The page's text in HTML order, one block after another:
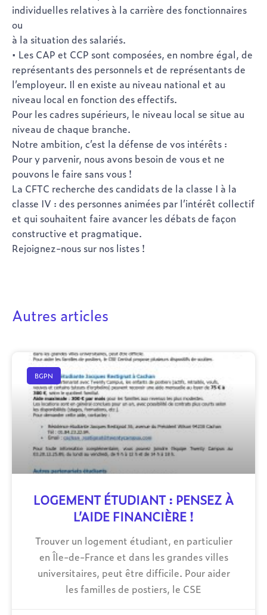
individuelles relatives à la carrière des fonctionnaires
ou
à la situation des salariés.
• Les CAP et CCP sont composées, en nombre égal, de
représentants des personnels et de représentants de
l’employeur. Il en existe au niveau national et au
niveau local en fonction des effectifs.
Pour les cadres supérieurs, le niveau local se situe au
niveau de chaque branche.
Notre ambition, c’est la défense de vos intérêts :
Pour y parvenir, nous avons besoin de vous et ne
pouvons le faire sans vous !
La CFTC recherche des candidats de la classe I à la
classe IV : des personnes animées par l’intérêt collectif
et qui souhaitent faire avancer les débats de façon
constructive et pragmatique.
Rejoignez-nous sur nos listes !
Autres articles
BGPN
LOGEMENT ÉTUDIANT : PENSEZ À
L’AIDE FINANCIÈRE !
Trouver un logement étudiant, en particulier
en Île-de-France et dans les grandes villes
universitaires, peut être difficile. Pour aider
les familles de postiers, le CSE